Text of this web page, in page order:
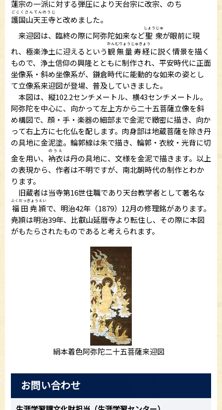
蓮宗の一派に対する弾圧により天台宗に改宗、のち
護国山天王寺
ごこくさんてんのうじ
と改めました。
来迎図は、臨終の際に阿弥陀如来など聖衆
しょうじゅ
が眼前に現
れ、極楽浄土に迎えるという観無量寿経
かんむりょうじゅきょう
に説く情景を描く
もので、浄土信仰の興隆とともに制作され、平安時代に正面
坐像系・斜め坐像系が、鎌倉時代に能動的な如来の姿とし
て立像系来迎図が登場、普及していきました。
本図は、縦102.2センチメートル、横43センチメートル。
阿弥陀を中心に、向かって左上方から二十五菩薩立像を斜
め構図で、顔・手・楽器の細部まで金泥で緻密に描き、向か
って右上方に七化仏を配します。肉身部は地蔵菩薩を除き丹
の具地に金泥塗。輪郭線は朱で描き、輪郭・衣紋・光背に切
金を用い、 衲衣
のうえ
は丹の具地に、文様を金泥で描きます。以上
の表現から、作者は不明ですが、南北朝時代の制作とわか
ります。
旧蔵者は当寺第16世住職であり天台教学者として著名な
福田尭頴
ふくだっぎょうえい
で、明治42年（1879）12月の修理銘があります。
尭頴は明治39年、比叡山延暦寺より転住し、その際に本図
がもたらされたものであると考えられます。
絹本着色阿弥陀二十五菩薩来迎図
お問い合わせ